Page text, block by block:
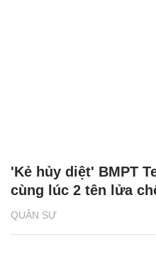
QUÂN SỰ
'Kẻ hủy diệt' BMPT
cùng lúc 2 tên lửa